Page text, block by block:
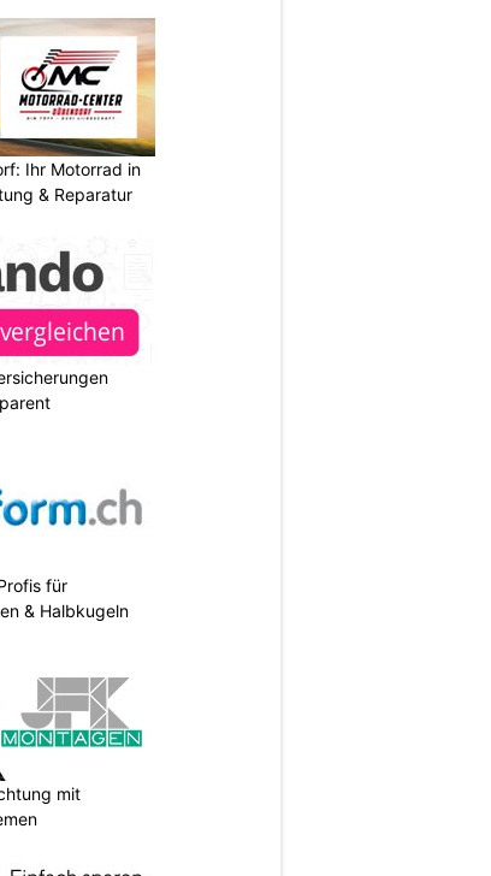
Ihr Motorrad in
& Reparatur
für
& Halbkugeln
mit